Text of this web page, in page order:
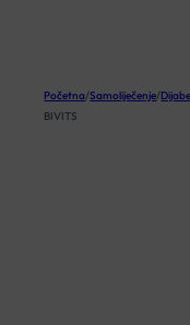
Početna/Samoliječenje/
BIVITS